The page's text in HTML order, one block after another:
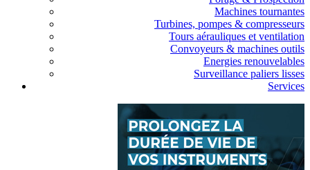
Machines tournantes
Turbines, pompes & compresseurs
Tours aérauliques et ventilation
Convoyeurs & machines outils
Energies renouvelables
Surveillance paliers lisses
Services